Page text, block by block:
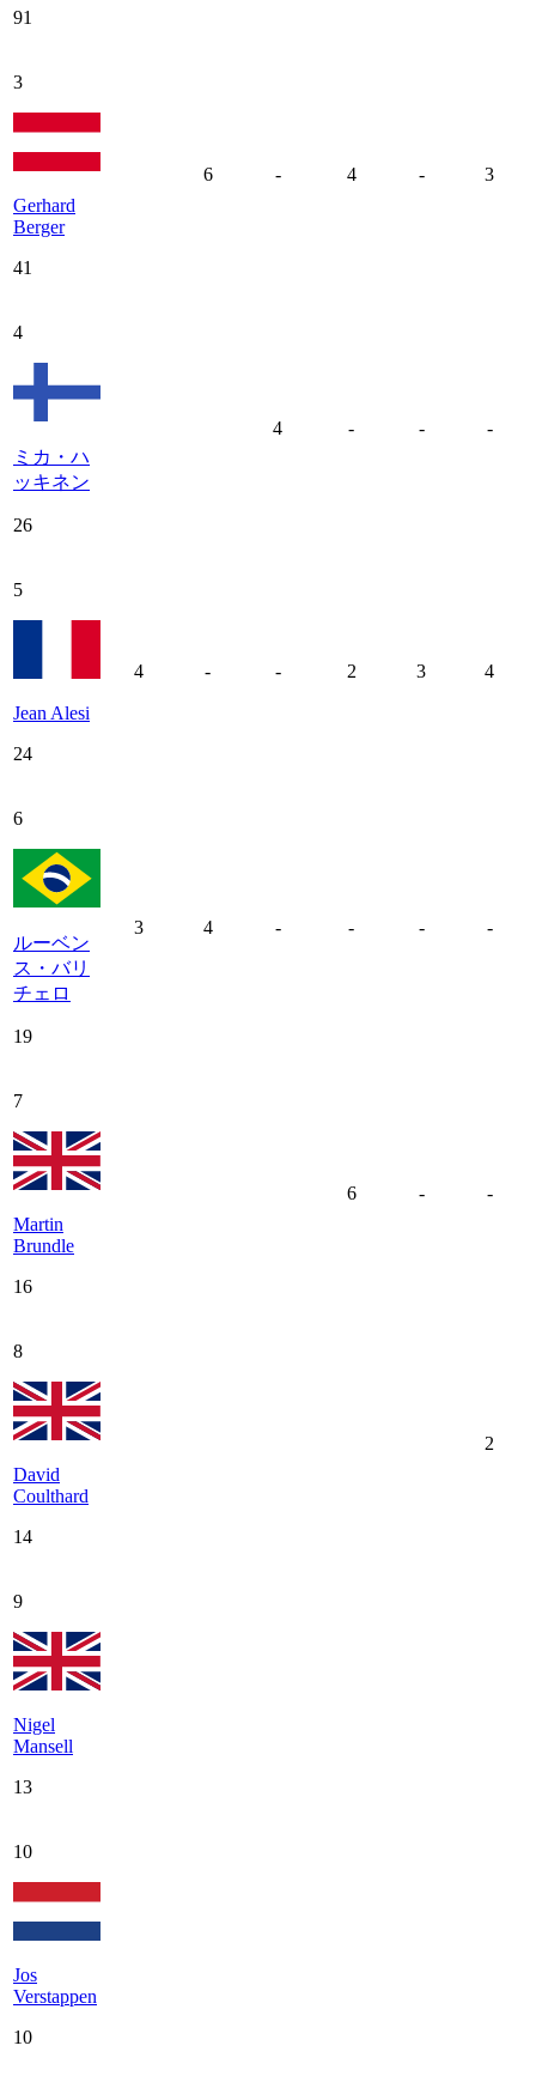
91
3
Gerhard
Berger
41
6 - 4 - 3
4
ミカ・ハ
ッキネン
26
4 - - -
5
Jean Alesi
24
4 - - 2 3 4
6
ルーベン
ス・バリ
チェロ
19
3 4 - - - -
7
Martin
Brundle
16
6 - -
8
David
Coulthard
14
2
9
Nigel
Mansell
13
10
Jos
Verstappen
10